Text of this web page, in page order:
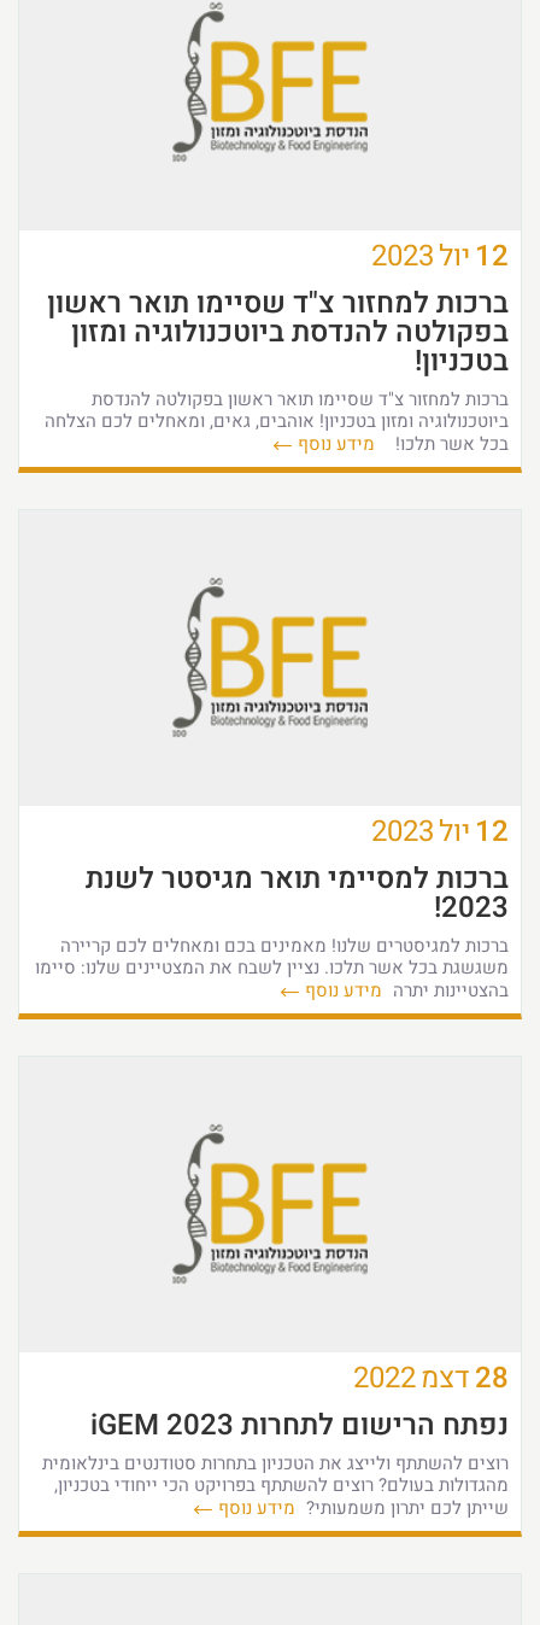
12 יול2023
ברכות למחזור צ"ד שסיימו תואר ראשון
בפקולטה להנדסת ביוטכנולוגיה ומזון
בטכניון!
ברכות למחזור צ"ד שסיימו תואר ראשון בפקולטה להנדסת
ביוטכנולוגיה ומזון בטכניון! אוהבים, גאים, ומאחלים לכם הצלחה
בכל אשר תלכו!
מידע נוסף
12 יול2023
ברכות למסיימי תואר מגיסטר לשנת
2023!
ברכות למגיסטרים שלנו! מאמינים בכם ומאחלים לכם קריירה
משגשגת בכל אשר תלכו. נציין לשבח את המצטיינים שלנו: סיימו
בהצטיינות יתרה מידע נוסף
28דצמ2022
נפתח הרישום לתחרות iGEM 2023
רוצים להשתתף ולייצג את הטכניון בתחרות סטודנטים בינלאומית
מהגדולות בעולם? רוצים להשתתף בפרויקט הכי ייחודי בטכניון,
שייתן לכם יתרון משמעותי? מידע נוסף